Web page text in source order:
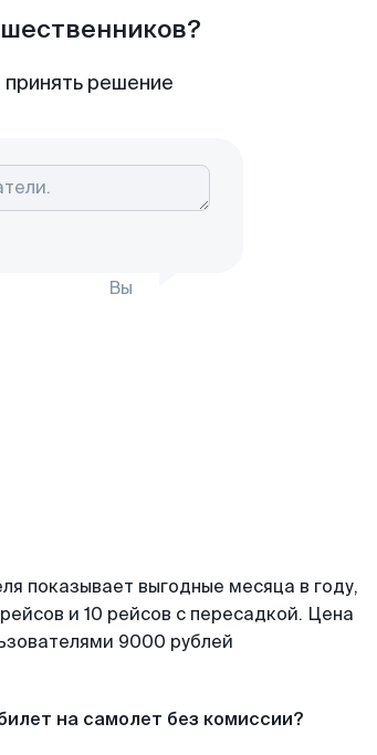
решение
Вы
показывает выгодные месяца в году,
и 10 рейсов с пересадкой. Цена
9000 рублей
на самолет без комиссии?